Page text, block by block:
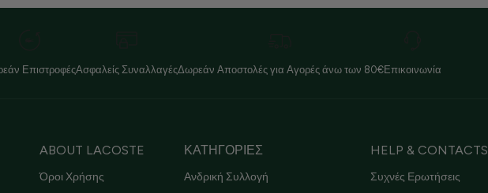
ΕπιστροφέςΑσφαλείς ΣυναλλαγέςΔωρεάν Αποστολές για Αγορές άνω των 80€Επικοινωνία
ABOUT LACOSTE
Όροι Χρήσης
ΚΑΤΗΓΟΡΙΕΣ
Ανδρική Συλλογή
HELP & CONTACTS
Συχνές Ερωτήσεις